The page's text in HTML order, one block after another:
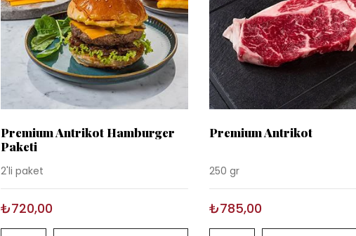
Premium Antrikot Hamburger
Paketi
2'li paket
₺720,00
Premium Antrikot
250 gr
₺785,00